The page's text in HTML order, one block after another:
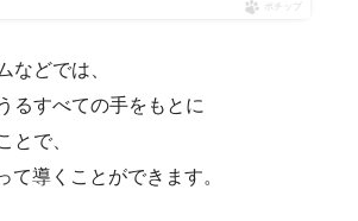
ポチップ
などでは、
るすべての手をもとに
とで、
て導くことができます。